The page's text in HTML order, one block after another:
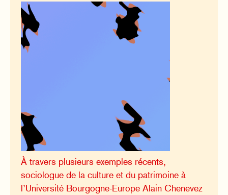
À travers plusieurs exemples récents,
sociologue de la culture et du patrimoine à
l’Université Bourgogne-Europe Alain Chenevez